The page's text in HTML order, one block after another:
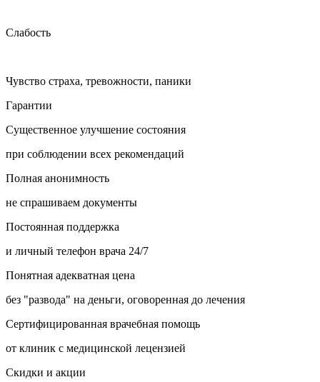
Слабость
Чувство страха, тревожности, паники
Гарантии
Существенное улучшение состояния
при соблюдении всех рекомендаций
Полная анонимность
не спрашиваем документы
Постоянная поддержка
и личный телефон врача 24/7
Понятная адекватная цена
без "развода" на деньги, оговоренная до лечения
Сертифицированная врачебная помощь
от клиник с медицинской лецензией
Скидки и акции